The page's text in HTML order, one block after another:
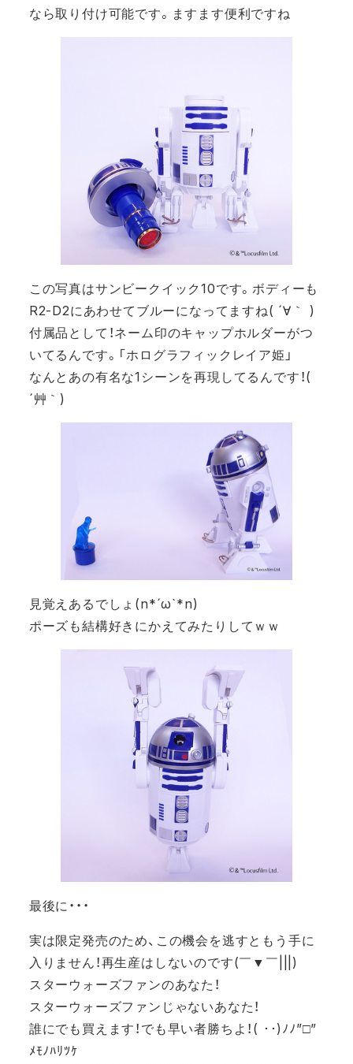
なら取り付け可能です。ますます便利ですね
この写真はサンビークイック10です。ボディーも
R2-D2にあわせてブルーになってますね( ´∀｀ )
付属品として！ネーム印のキャップホルダーがつ
いてるんです。「ホログラフィックレイア姫」
なんとあの有名な1シーンを再現してるんです！(
´艸｀)
見覚えあるでしょ(n*´ω`*n)
ポーズも結構好きにかえてみたりしてｗｗ
最後に・・・
実は限定発売のため、この機会を逃すともう手に
入りません！再生産はしないのです(￣▼￣|||)
スターウォーズファンのあなた！
スターウォーズファンじゃないあなた！
誰にでも買えます！でも早い者勝ちよ！( ･･)ﾉﾉ”□”
ﾒﾓﾉﾊﾘﾂｹ